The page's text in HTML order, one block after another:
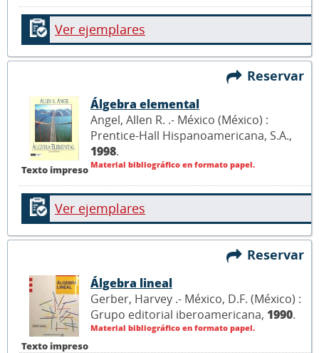
Ver ejemplares
Reservar
Texto impreso
Álgebra elemental
Angel, Allen R. .- México (México) :
Prentice-Hall Hispanoamericana, S.A.,
1998.
Material bibliográfico en formato papel.
Ver ejemplares
Reservar
Texto impreso
Álgebra lineal
Gerber, Harvey .- México, D.F. (México) :
Grupo editorial iberoamericana, 1990.
Material bibliográfico en formato papel.